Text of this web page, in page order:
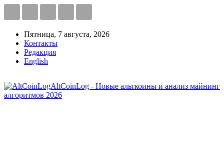
Пятница, 7 августа, 2026
Контакты
Редакция
English
AltCoinLog - Новые альткоины и анализ майнинг
алгоритмов 2026